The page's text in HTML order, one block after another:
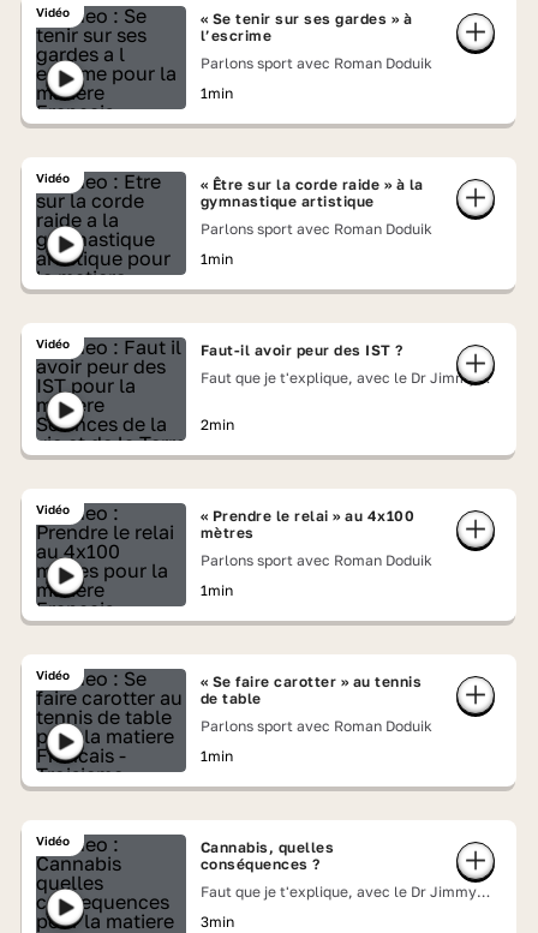
Vidéo
« Se tenir sur ses gardes » à
l’escrime
Parlons sport avec Roman Doduik
1min
Vidéo
« Être sur la corde raide » à la
gymnastique artistique
Parlons sport avec Roman Doduik
1min
Vidéo
Faut-il avoir peur des IST ?
Faut que je t'explique, avec le Dr Jimmy
2min
Vidéo
« Prendre le relai » au 4x100
mètres
Parlons sport avec Roman Doduik
1min
Vidéo
« Se faire carotter » au tennis
de table
Parlons sport avec Roman Doduik
1min
Vidéo
Cannabis, quelles
conséquences ?
Faut que je t'explique, avec le Dr Jimmy
3min